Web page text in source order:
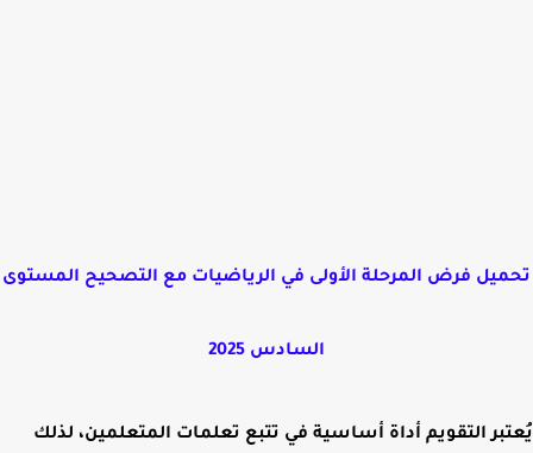
تحميل فرض المرحلة الأولى في الرياضيات مع التصحيح المستوى
السادس 2025
يُعتبر التقويم أداة أساسية في تتبع تعلمات المتعلمين، لذلك